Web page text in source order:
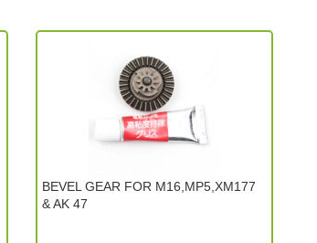
BEVEL GEAR FOR M16,MP5,XM177
& AK 47